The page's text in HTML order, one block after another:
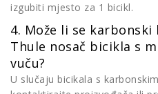
izgubiti mjesto za 1 bicikl.
4. Može li se
Thule nosač bicikla s
vuču?
U slučaju bicikala s